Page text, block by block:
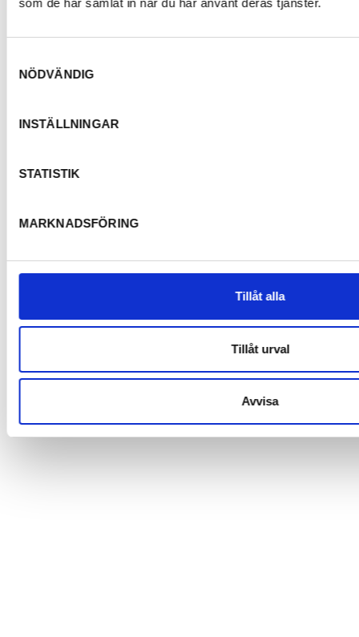
som de har samlat in när du har använt deras tjänster.
NÖDVÄNDIG
INSTÄLLNINGAR
STATISTIK
MARKNADSFÖRING
Tillåt alla
Tillåt urval
Avvisa